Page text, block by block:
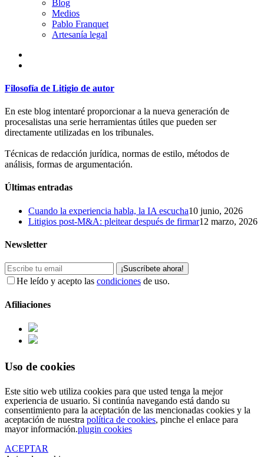
Blog
Medios
Pablo Franquet
Artesanía legal
Filosofía de Litigio de autor
En este blog intentaré proporcionar a la nueva generación de
procesalistas una serie herramientas útiles que pueden ser
directamente utilizadas en los tribunales.
Técnicas de redacción jurídica, normas de estilo, métodos de
análisis, formas de argumentación.
Últimas entradas
Cuando la experiencia habla, la IA escucha10 junio, 2026
Litigios post-M&A: pleitear después de firmar12 marzo, 2026
Newsletter
¡Suscríbete ahora!
He leído y acepto las condiciones de uso.
Afiliaciones
Uso de cookies
Este sitio web utiliza cookies para que usted tenga la mejor
experiencia de usuario. Si continúa navegando está dando su
consentimiento para la aceptación de las mencionadas cookies y la
aceptación de nuestra política de cookies, pinche el enlace para
mayor información.plugin cookies
ACEPTAR